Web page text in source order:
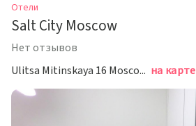
Отели
Salt City Moscow
Нет отзывов
Ulitsa Mitinskaya 16 Moscow 125430,Ulitsa Mitinskaya, Москва на карте